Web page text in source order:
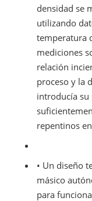
densidad se
utilizando
temperatura
mediciones
relación
proceso y la
introducía
repentinos
• Un diseño
másico
para